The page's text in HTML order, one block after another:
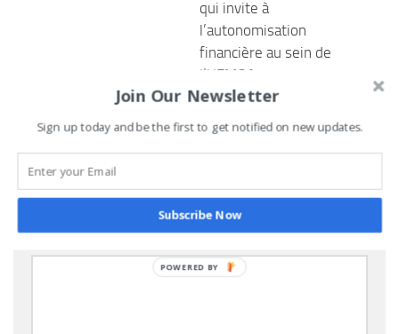
qui invite à
l’autonomisation
financière au sein de
l’UEMOA
3 FÉVRIER 2023
LAISSER UN COMMENTAIRE
Commentaire*
Join Our Newsletter
Sign up today and be the first to get notified on new updates.
Subscribe Now
POWERED